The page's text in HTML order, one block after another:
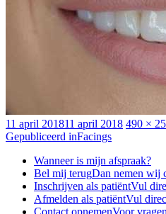
Geplaatst
op
11 april 201811 april 2018 490 ×
Bericht
navigatie
Gepubliceerd inFacings
Wanneer is mijn afspraak?
Bel mij terugDan nemen wij
Inschrijven als patiëntVul
Afmelden als patiëntVul
Contact opnemenVoor